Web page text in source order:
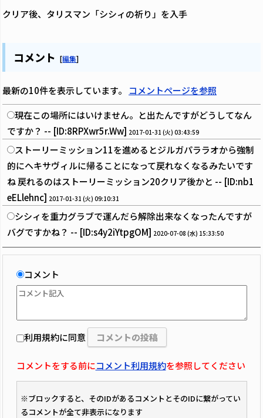
クリア後、タリスマン「シシィの祈り」を入手
コメント [編集]
最新の10件を表示しています。 コメントページを参照
現在この場所にはいけません。と出たんですがどうしてなん
ですか？ -- [ID:8RPXwr5r.Ww] 2017-01-31 (火) 03:43:59
ストーリーミッション11を進めるとジルガパララオから強制
的にヘキサヴィルに帰ることになって戻れなくなるみたいです
ね 戻れるのはストーリーミッション20クリア後かと -- [ID:nb1
eELlehnc] 2017-01-31 (火) 09:10:31
シシィを重力グラブで運んだら解除出来なくなったんですが
バグですかね？ -- [ID:s4y2iYtpgOM] 2020-07-08 (水) 15:33:50
コメント
利用規約に同意
コメントをする前にコメント利用規約を参照してください
※ブロックすると、そのIDがあるコメントとそのIDに繋がってい
るコメントが全て非表示になります